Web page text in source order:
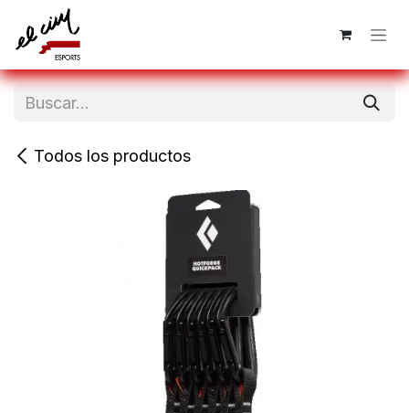
Ir al contenido
Todos los productos